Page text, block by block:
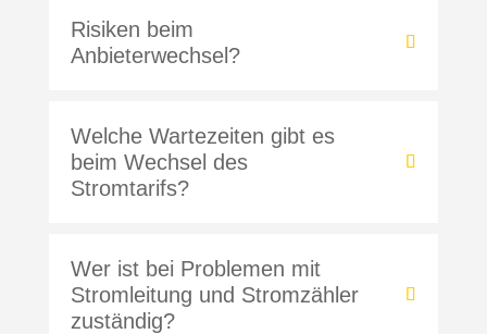
Risiken beim
Anbieterwechsel?
Welche Wartezeiten gibt es
beim Wechsel des
Stromtarifs?
Wer ist bei Problemen mit
Stromleitung und Stromzähler
zuständig?